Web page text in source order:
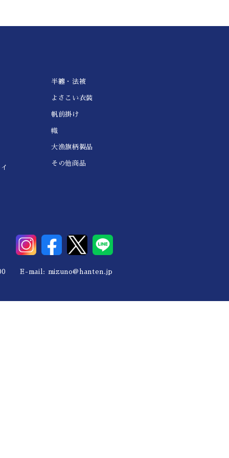
半纏・法被
よさこい衣装
帆前掛け
幟
大漁旗柄製品
その他商品
E-mail: mizuno@hanten.jp